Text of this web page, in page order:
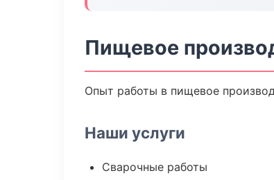
Пищевое
Опыт работы в пищевое
Наши услуги
Сварочные работы